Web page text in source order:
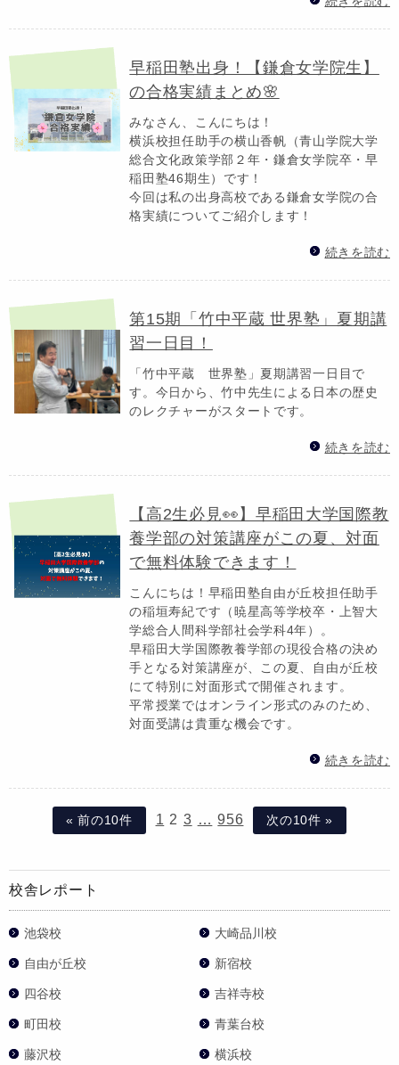
早稲田塾出身！【鎌倉女学院生】
の合格実績まとめ🌸
みなさん、こんにちは！
横浜校担任助手の横山香帆（青山学院大学
総合文化政策学部２年・鎌倉女学院卒・早
稲田塾46期生）です！
今回は私の出身高校である鎌倉女学院の合
格実績についてご紹介します！
続きを読む
第15期「竹中平蔵 世界塾」夏期講
習一日目！
「竹中平蔵 世界塾」夏期講習一日目で
す。今日から、竹中先生による日本の歴史
のレクチャーがスタートです。
続きを読む
【高2生必見👀】早稲田大学国際教
養学部の対策講座がこの夏、対面
で無料体験できます！
こんにちは！早稲田塾自由が丘校担任助手
の稲垣寿紀です（暁星高等学校卒・上智大
学総合人間科学部社会学科4年）。
早稲田大学国際教養学部の現役合格の決め
手となる対策講座が、この夏、自由が丘校
にて特別に対面形式で開催されます。
平常授業ではオンライン形式のみのため、
対面受講は貴重な機会です。
続きを読む
« 前の10件 1 2 3 … 956 次の10件 »
校舎レポート
池袋校 大崎品川校
自由が丘校 新宿校
四谷校 吉祥寺校
町田校 青葉台校
藤沢校 横浜校